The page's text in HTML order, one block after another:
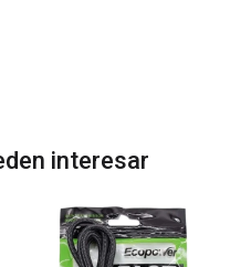
interesar